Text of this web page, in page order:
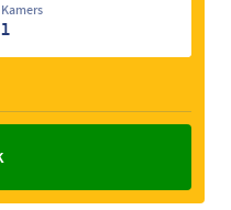
Kamers
1